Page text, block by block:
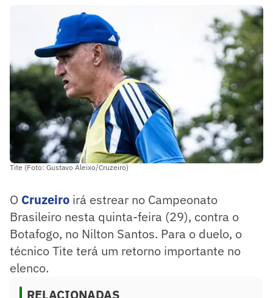
Tite (Foto: Gustavo Aleixo/Cruzeiro)
O Cruzeiro irá estrear no Campeonato
Brasileiro nesta quinta-feira (29), contra o
Botafogo, no Nilton Santos. Para o duelo, o
técnico Tite terá um retorno importante no
elenco.
RELACIONADAS